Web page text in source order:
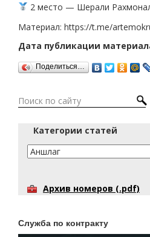
2 место — Шерали
Материал: https://t.me/
Дата публикации
Поделиться…
Категории статей
Архив номеров (.pdf)
Служба по контракту